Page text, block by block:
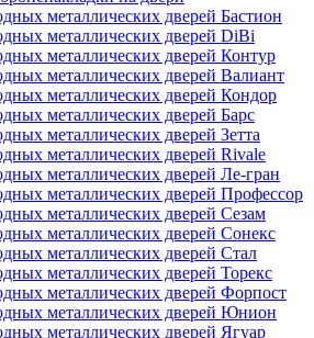
металлических дверей Бастион
металлических дверей DiBi
металлических дверей Контур
металлических дверей Валиант
металлических дверей Кондор
металлических дверей Барс
металлических дверей Зетта
металлических дверей Rivale
металлических дверей Ле-гран
металлических дверей Профессор
металлических дверей Сезам
металлических дверей Сонекс
металлических дверей Стал
металлических дверей Торекс
металлических дверей Форпост
металлических дверей Юнион
металлических дверей Ягуар